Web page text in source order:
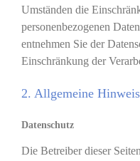
Umständen die
personenbezogenen
entnehmen Sie der
Einschränkung der
2. Allgemeine
Datenschutz
Die Betreiber dieser